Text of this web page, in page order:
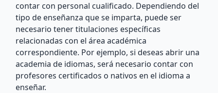
contar con personal cualificado. Dependiendo del
tipo de enseñanza que se imparta, puede ser
necesario tener titulaciones específicas
relacionadas con el área académica
correspondiente. Por ejemplo, si deseas abrir una
academia de idiomas, será necesario contar con
profesores certificados o nativos en el idioma a
enseñar.